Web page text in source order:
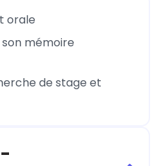
orale
mémoire
de stage et